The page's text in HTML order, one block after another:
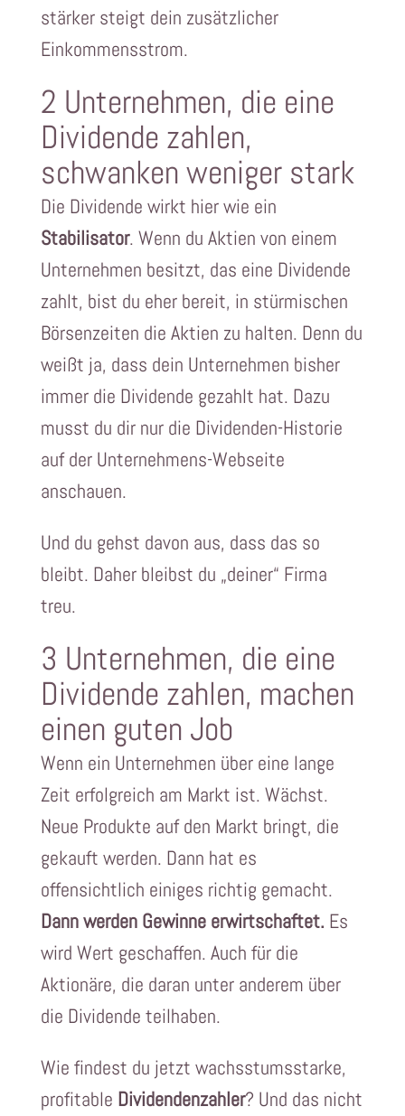
stärker steigt dein zusätzlicher
Einkommensstrom.
2 Unternehmen, die eine
Dividende zahlen,
schwanken weniger stark
Die Dividende wirkt hier wie ein
Stabilisator. Wenn du Aktien von einem
Unternehmen besitzt, das eine Dividende
zahlt, bist du eher bereit, in stürmischen
Börsenzeiten die Aktien zu halten. Denn du
weißt ja, dass dein Unternehmen bisher
immer die Dividende gezahlt hat. Dazu
musst du dir nur die Dividenden-Historie
auf der Unternehmens-Webseite
anschauen.
Und du gehst davon aus, dass das so
bleibt. Daher bleibst du „deiner“ Firma
treu.
3 Unternehmen, die eine
Dividende zahlen, machen
einen guten Job
Wenn ein Unternehmen über eine lange
Zeit erfolgreich am Markt ist. Wächst.
Neue Produkte auf den Markt bringt, die
gekauft werden. Dann hat es
offensichtlich einiges richtig gemacht.
Dann werden Gewinne erwirtschaftet. Es
wird Wert geschaffen. Auch für die
Aktionäre, die daran unter anderem über
die Dividende teilhaben.
Wie findest du jetzt wachsstumsstarke,
profitable Dividendenzahler? Und das nicht